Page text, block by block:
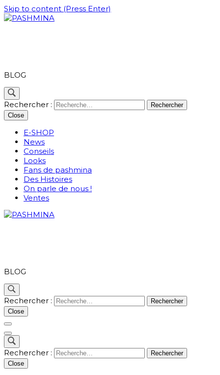
Skip to content (Press Enter)
BLOG
Rechercher :
Close
E-SHOP
News
Conseils
Looks
Fans de pashmina
Des Histoires
On parle de nous !
Ventes
BLOG
Rechercher :
Close
Rechercher :
Close